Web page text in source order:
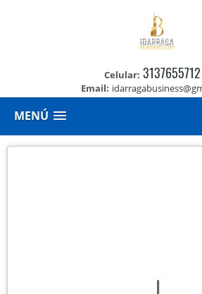
Celular: 3137655712
Email:
MENÚ